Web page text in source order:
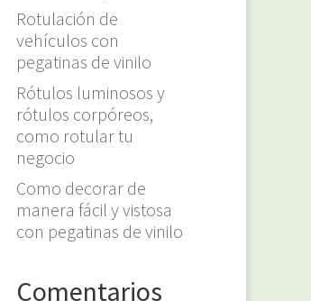
Rotulación de
vehículos con
pegatinas de vinilo
Rótulos luminosos y
rótulos corpóreos,
como rotular tu
negocio
Como decorar de
manera fácil y vistosa
con pegatinas de vinilo
Comentarios